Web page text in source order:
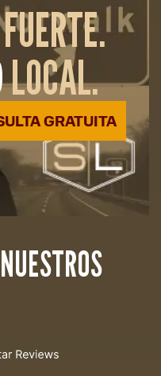
FUERTE.
LOCAL.
GRATUITA